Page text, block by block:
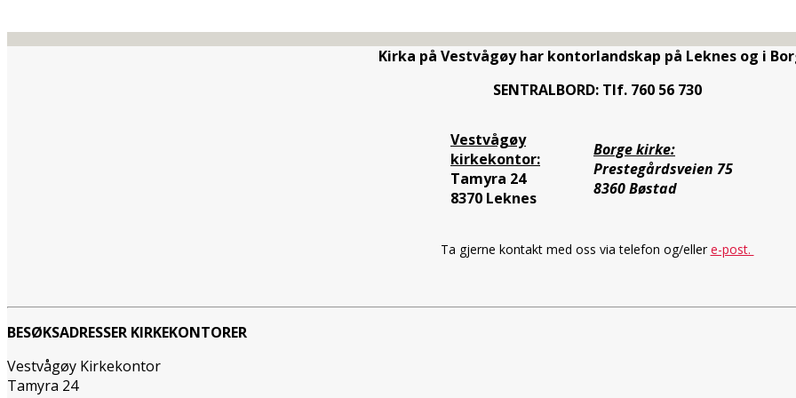
Kirka på Vestvågøy har kontorlandskap på Leknes og i
SENTRALBORD: Tlf. 760 56 730
Vestvågøy
kirkekontor:
Tamyra 24
8370 Leknes
Borge kirke:
Prestegårdsveien 75
8360 Bøstad
Ta gjerne kontakt med oss via telefon og/ellere-post.
BESØKSADRESSER KIRKEKONTORER
Vestvågøy Kirkekontor
Tamyra 24